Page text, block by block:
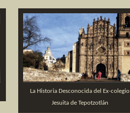
La Historia Desconocida del Ex-colegio
Jesuita de Tepotzotlán